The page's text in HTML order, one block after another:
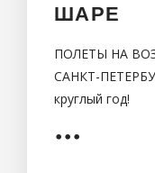
ШАРЕ
ПОЛЕТЫ НА
САНКТ-
круглый год!